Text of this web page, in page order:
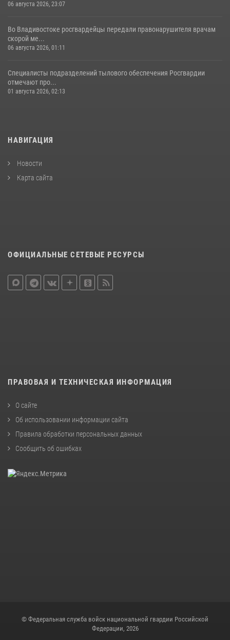
06 августа 2026, 23:07
Во Владивостоке росгвардейцы передали правонарушителя врачам
скорой ме...
06 августа 2026, 01:11
Специалисты подразделений тылового обеспечения Росгвардии
отмечают про...
01 августа 2026, 02:13
НАВИГАЦИЯ
Новости
Карта сайта
ОФИЦИАЛЬНЫЕ СЕТЕВЫЕ РЕСУРСЫ
ПРАВОВАЯ И ТЕХНИЧЕСКАЯ ИНФОРМАЦИЯ
О сайте
Об использовании информации сайта
Правила обработки персональных данных
Сообщить об ошибках
© Федеральная служба войск национальной гвардии Российской
Федерации, 2026